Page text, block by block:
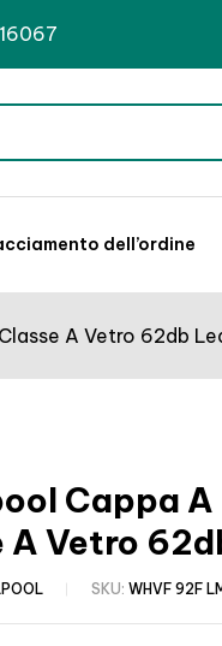
dell’ordine
A Vetro 62db
Cappa A
A Vetro
SKU: WHVF 92F